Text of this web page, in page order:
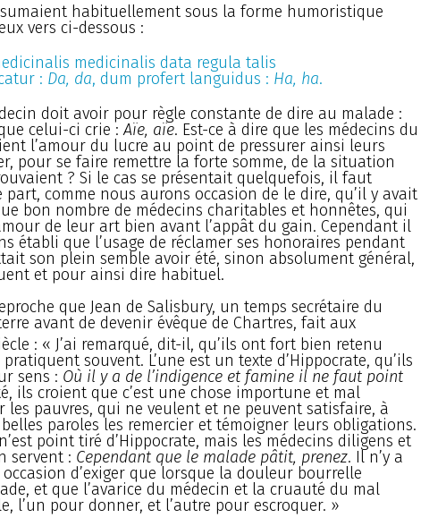
habituellement sous la forme humoristique
vers ci-dessous :
medicinalis data regula talis
: Da, da, dum profert languidus : Ha, ha.
doit avoir pour règle constante de dire au malade :
celui-ci crie :Aïe, aïe. Est-ce à dire que les médecins du
l’amour du lucre au point de pressurer ainsi leurs
pour se faire remettre la forte somme, de la situation
? Si le cas se présentait quelquefois, il faut
part, comme nous aurons occasion de le dire, qu’il y avait
bon nombre de médecins charitables et honnêtes, qui
de leur art bien avant l’appât du gain. Cependant il
établi que l’usage de réclamer ses honoraires pendant
son plein semble avoir été, sinon absolument général,
et pour ainsi dire habituel.
que Jean de Salisbury, un temps secrétaire du
avant de devenir évêque de Chartres, fait aux
: « J’ai remarqué, dit-il, qu’ils ont fort bien retenu
souvent. L’une est un texte d’Hippocrate, qu’ils
sens : Où il y a de l’indigence et famine il ne faut point
ils croient que c’est une chose importune et mal
les pauvres, qui ne veulent et ne peuvent satisfaire, à
paroles les remercier et témoigner leurs obligations.
point tiré d’Hippocrate, mais les médecins diligens et
servent : Cependant que le malade pâtit, prenez. Il n’y a
d’exiger que lorsque la douleur bourrelle
et que l’avarice du médecin et la cruauté du mal
l’un pour donner, et l’autre pour escroquer. »